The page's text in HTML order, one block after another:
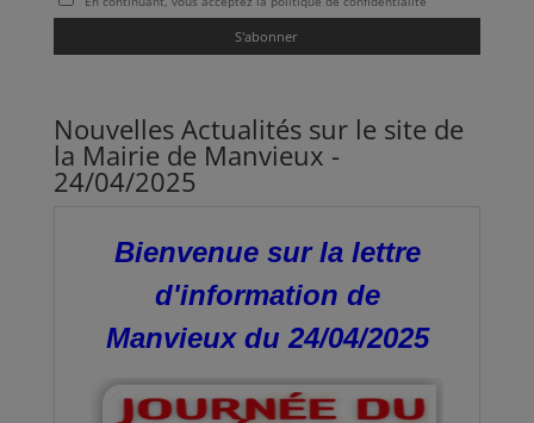
Nouvelles Actualités sur le site de
la Mairie de Manvieux -
24/04/2025